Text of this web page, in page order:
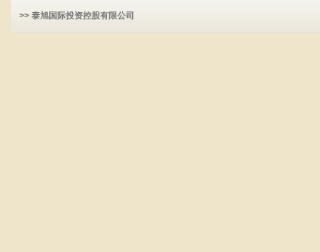
>> 泰旭国际投资控股有限公司